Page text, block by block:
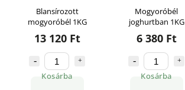
Blansírozott
mogyoróbél 1KG
13 120 Ft
Kosárba
Mogyoróbél
joghurtban 1KG
6 380 Ft
Kosárba